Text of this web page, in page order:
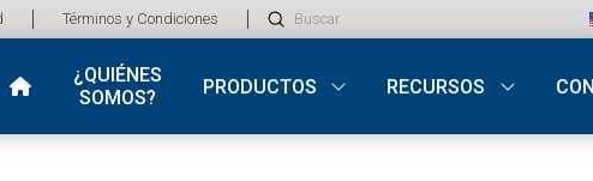
Términos y Condiciones
Search
Submit
¿QUIÉNES
SOMOS?
PRODUCTOS RECURSOS